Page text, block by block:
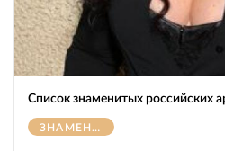
Список знаменитых российских
ЗНАМЕНИТОСТИ